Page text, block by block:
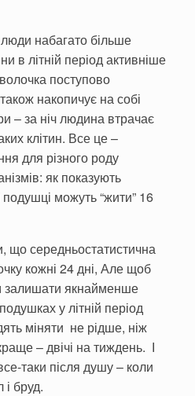
набагато більше
в літній період активніше
поступово
накопичує на собі
– за ніч людина втрачає
клітин. Все це –
для різного роду
як показують
можуть “жити” 16
що середньостатистична
кожні 24 дні, Але щоб
залишати якнайменше
у літній період
міняти не рідше, ніж
– двічі на тиждень. І
таки після душу – коли
бруд.